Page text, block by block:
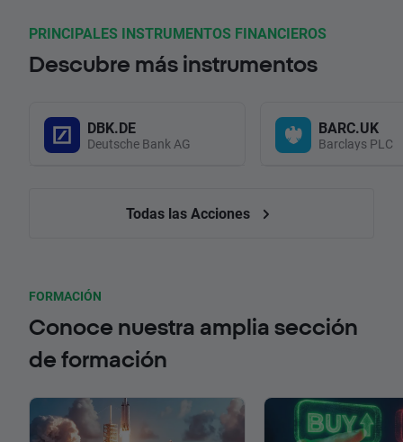
PRINCIPALES INSTRUMENTOS FINANCIEROS
Descubre más instrumentos
DBK.DE
Deutsche Bank AG
BARC.UK
Barclays PLC
Todas las Acciones
FORMACIÓN
Conoce nuestra amplia sección
de formación